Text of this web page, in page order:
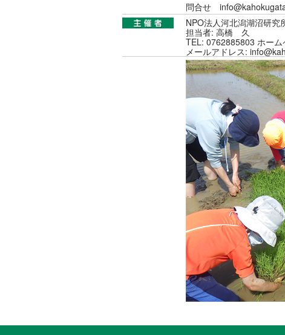
問合せ
NPO法人河北潟湖沼研究
担当者: 高橋 久
TEL: 0762885803 ホーム
メールアドレス: